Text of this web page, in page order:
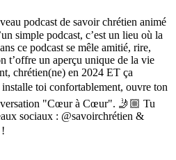
podcast de savoir chrétien animé
simple podcast, c’est un lieu où la
ce podcast se mêle amitié, rire,
t’offre un aperçu unique de la vie
chrétien(ne) en 2024 ET ça
toi confortablement, ouvre ton
"Cœur à Cœur". 🤳🏼 Tu
sociaux : @savoirchrétien &